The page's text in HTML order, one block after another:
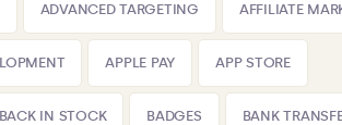
ADVANCED TARGETING AFFILIATE
APPLE PAY APP STORE
BACK IN STOCK BADGES BANK